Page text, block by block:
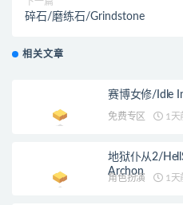
碎石/磨练石/Grindstone
相关文章
赛博女修/Idle
免费专区 1天
地狱仆从2/
Archon
角色扮演 1天